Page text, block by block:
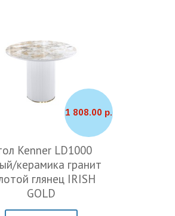
1 808.00 р.
Kenner LD1000
керамика гранит
глянец IRISH
GOLD